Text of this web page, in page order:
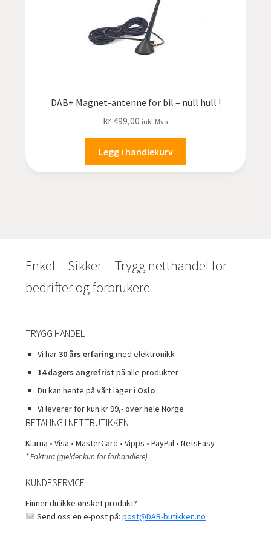
DAB+ Magnet-antenne for bil – null hull !
kr 499,00 inkl.Mva
Legg i handlekurv
Enkel – Sikker – Trygg netthandel for
bedrifter og forbrukere
TRYGG HANDEL
Vi har30 års erfaringmed elektronikk
14 dagers angrefrist på alle produkter
Du kan hente på vårt lager i Oslo
Vi leverer for kun kr 99,- over hele Norge
BETALING I NETTBUTIKKEN
Klarna • Visa • MasterCard • Vipps • PayPal • NetsEasy
* Faktura (gjelder kun for forhandlere)
KUNDESERVICE
Finner du ikke ønsket produkt?
Send oss en e-post på: post@DAB-butikken.no